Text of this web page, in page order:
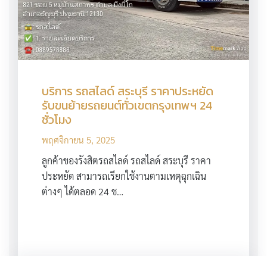
บริการ รถสไลด์ สระบุรี ราคาประหยัด
รับขนย้ายรถยนต์ทั่วเขตกรุงเทพฯ 24
ชั่วโมง
พฤศจิกายน 5, 2025
ลูกค้าของรังสิตรถสไลด์ รถสไลด์ สระบุรี ราคา
ประหยัด สามารถเรียกใช้งานตามเหตุฉุกเฉิน
ต่างๆ ได้ตลอด 24 ช…